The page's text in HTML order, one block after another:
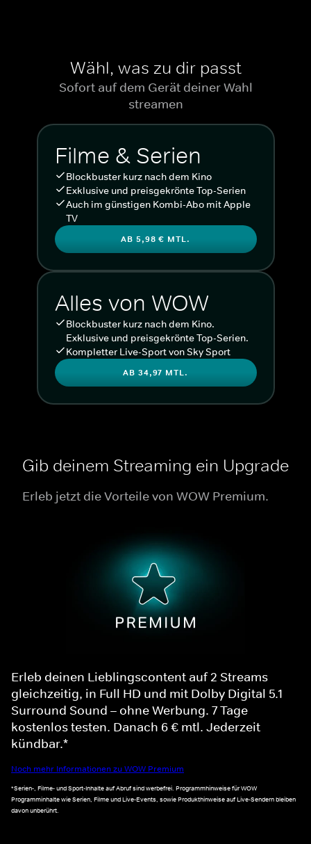
Wähl, was zu dir passt
Sofort auf dem Gerät deiner Wahl
streamen
Filme & Serien
Blockbuster kurz nach dem Kino
Exklusive und preisgekrönte Top-Serien
Auch im günstigen Kombi-Abo mit Apple
TV
AB 5,98 € MTL.
Alles von WOW
Blockbuster kurz nach dem Kino.
Exklusive und preisgekrönte Top-Serien.
Kompletter Live-Sport von Sky Sport
AB 34,97 MTL.
Gib deinem Streaming ein Upgrade
Erleb jetzt die Vorteile von WOW Premium.
Erleb deinen Lieblingscontent auf 2 Streams
gleichzeitig, in Full HD und mit Dolby Digital 5.1
Surround Sound – ohne Werbung. 7 Tage
kostenlos testen. Danach 6 € mtl. Jederzeit
kündbar.*
Noch mehr Informationen zu WOW Premium
*Serien-, Filme- und Sport-Inhalte auf Abruf sind werbefrei. Programmhinweise für WOW
Programminhalte wie Serien, Filme und Live-Events, sowie Produkthinweise auf Live-Sendern bleiben
davon unberührt.